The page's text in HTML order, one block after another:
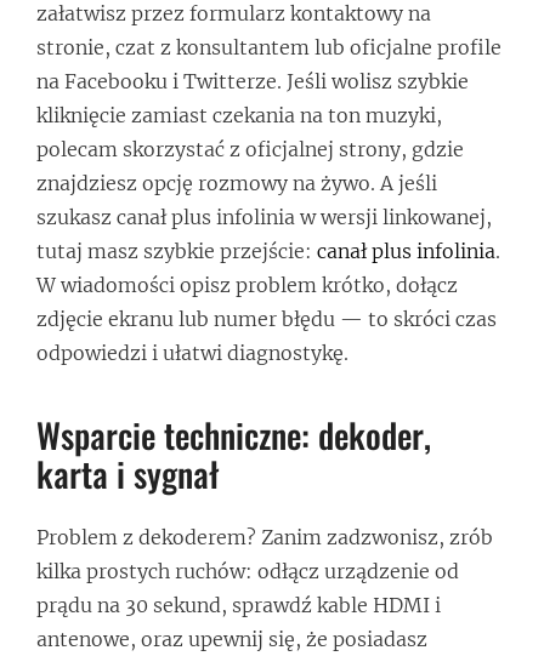
załatwisz przez formularz kontaktowy na
stronie, czat z konsultantem lub oficjalne profile
na Facebooku i Twitterze. Jeśli wolisz szybkie
kliknięcie zamiast czekania na ton muzyki,
polecam skorzystać z oficjalnej strony, gdzie
znajdziesz opcję rozmowy na żywo. A jeśli
szukasz canał plus infolinia w wersji linkowanej,
tutaj masz szybkie przejście: canał plus infolinia.
W wiadomości opisz problem krótko, dołącz
zdjęcie ekranu lub numer błędu — to skróci czas
odpowiedzi i ułatwi diagnostykę.
Wsparcie techniczne: dekoder,
karta i sygnał
Problem z dekoderem? Zanim zadzwonisz, zrób
kilka prostych ruchów: odłącz urządzenie od
prądu na 30 sekund, sprawdź kable HDMI i
antenowe, oraz upewnij się, że posiadasz